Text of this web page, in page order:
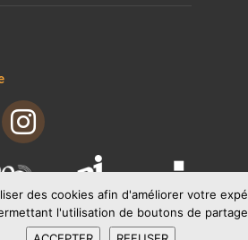
des cookies afin d'améliorer votre
l'utilisation de boutons de